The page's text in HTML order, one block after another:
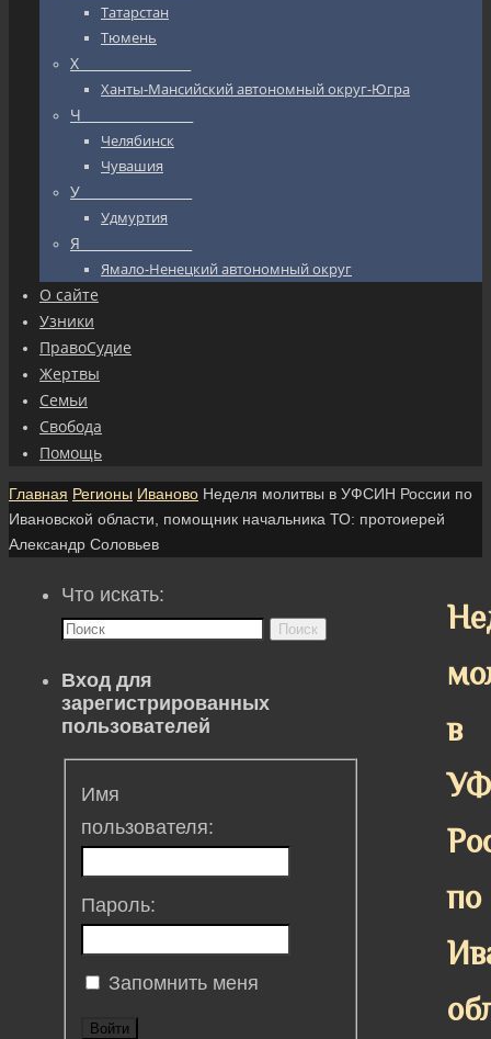
Татарстан
Тюмень
Х_________________
Ханты-Мансийский автономный округ-Югра
Ч_________________
Челябинск
Чувашия
У_________________
Удмуртия
Я_________________
Ямало-Ненецкий автономный округ
О сайте
Узники
ПравоСудие
Жертвы
Семьи
Свобода
Помощь
Главная Регионы Иваново Неделя молитвы в УФСИН России по
Ивановской области, помощник начальника ТО: протоиерей
Александр Соловьев
в
по
Что искать:
Поиск
Вход для
зарегистрированных
пользователей
Имя
пользователя:
Пароль:
Запомнить меня
Войти